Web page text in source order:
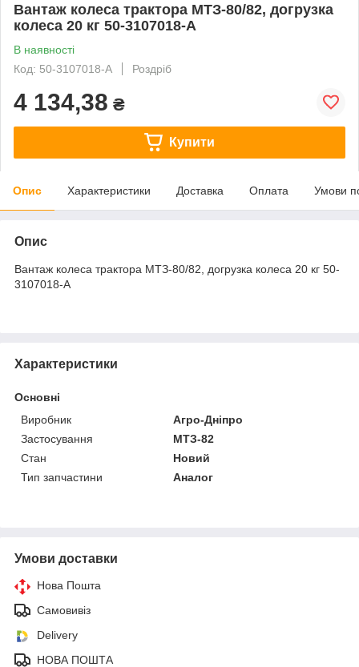
Вантаж колеса трактора МТЗ-80/82, догрузка
колеса 20 кг 50-3107018-А
В наявності
Код: 50-3107018-А
Роздріб
4 134,38 ₴
Купити
Опис Характеристики Доставка Оплата Умови
Опис
Вантаж колеса трактора МТЗ-80/82, догрузка колеса 20 кг 50-
3107018-А
Характеристики
Основні
Виробник
Агро-Дніпро
Застосування
МТЗ-82
Стан
Новий
Тип запчастини
Аналог
Умови доставки
Нова Пошта
Самовивіз
Delivery
НОВА ПОШТА